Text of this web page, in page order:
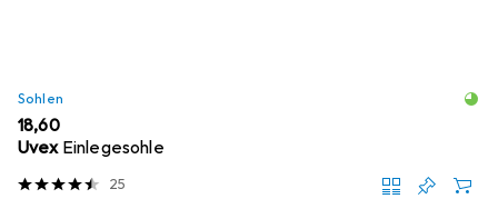
Sohlen
EUR
18,60
Uvex Einlegesohle
25